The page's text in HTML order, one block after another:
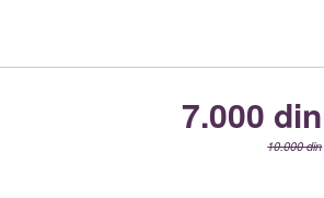
7.000 din
10.000 din